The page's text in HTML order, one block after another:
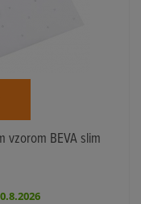
vzorom BEVA slim